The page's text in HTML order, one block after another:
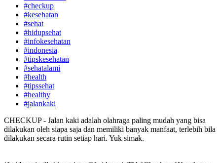
#checkup
#kesehatan
#sehat
#hidupsehat
#infokesehatan
#indonesia
#tipskesehatan
#sehatalami
#health
#tipssehat
#healthy
#jalankaki
CHECKUP - Jalan kaki adalah olahraga paling mudah yang bisa
dilakukan oleh siapa saja dan memiliki banyak manfaat, terlebih bila
dilakukan secara rutin setiap hari. Yuk simak.